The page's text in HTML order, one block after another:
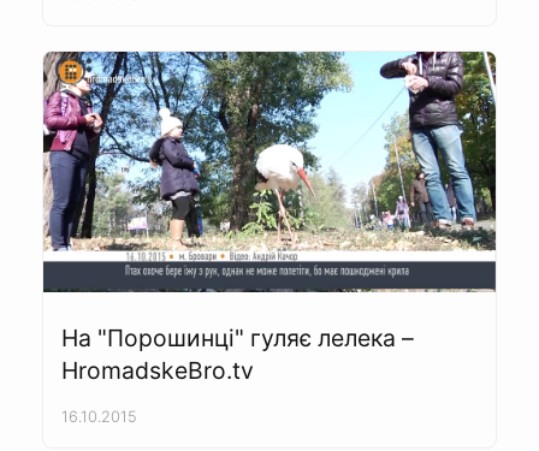
На "Порошинці" гуляє лелека –
HromadskeBro.tv
16.10.2015